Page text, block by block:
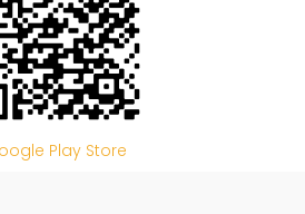
Play Store